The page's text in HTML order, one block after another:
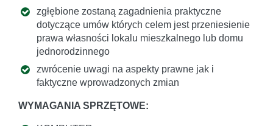
zgłębione zostaną zagadnienia praktyczne
dotyczące umów których celem jest przeniesienie
prawa własności lokalu mieszkalnego lub domu
jednorodzinnego
zwrócenie uwagi na aspekty prawne jak i
faktyczne wprowadzonych zmian
WYMAGANIA SPRZĘTOWE: